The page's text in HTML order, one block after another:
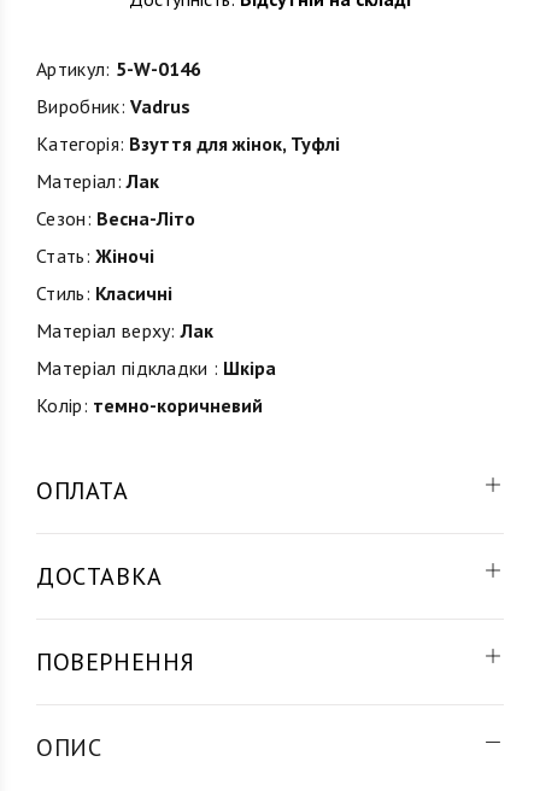
Артикул: 5-W-0146
Виробник: Vadrus
Категорія: Взуття для жінок, Туфлі
Матеріал: Лак
Сезон: Весна-Літо
Стать: Жіночі
Стиль: Класичні
Матеріал верху: Лак
Матеріал підкладки : Шкіра
Колір: темно-коричневий
ОПЛАТА
ДОСТАВКА
ПОВЕРНЕННЯ
ОПИС